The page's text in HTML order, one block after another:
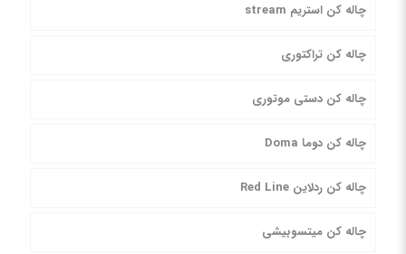
چاله کن استریم stream
چاله کن تراکتوری
چاله کن دستی موتوری
چاله کن دوما Doma
چاله کن ردلاین Red Line
چاله کن میتسوبیشی